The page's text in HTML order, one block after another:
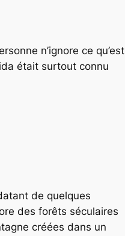
n’ignore ce qu’est
était surtout connu
de quelques
des forêts séculaires
créées dans un